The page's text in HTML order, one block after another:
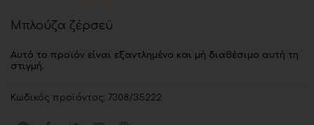
Μπλούζα ζέρσεϋ
Αυτό το προϊόν είναι εξαντλημένο και μή διαθέσιμο αυτή τη
στιγμή.
Κωδικός προϊόντος: 7308/35222